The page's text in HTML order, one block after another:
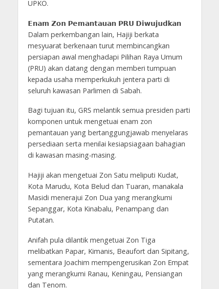
UPKO.
𝗘𝗻𝗮𝗺 𝗭𝗼𝗻 𝗣𝗲𝗺𝗮𝗻𝘁𝗮𝘂𝗮𝗻 𝗣𝗥𝗨 𝗗𝗶𝘄𝘂𝗷𝘂𝗱𝗸𝗮𝗻
Dalam perkembangan lain, Hajiji berkata
mesyuarat berkenaan turut membincangkan
persiapan awal menghadapi Pilihan Raya Umum
(PRU) akan datang dengan memberi tumpuan
kepada usaha memperkukuh jentera parti di
seluruh kawasan Parlimen di Sabah.
Bagi tujuan itu, GRS melantik semua presiden parti
komponen untuk mengetuai enam zon
pemantauan yang bertanggungjawab menyelaras
persediaan serta menilai kesiapsiagaan bahagian
di kawasan masing-masing.
Hajiji akan mengetuai Zon Satu meliputi Kudat,
Kota Marudu, Kota Belud dan Tuaran, manakala
Masidi menerajui Zon Dua yang merangkumi
Sepanggar, Kota Kinabalu, Penampang dan
Putatan.
Anifah pula dilantik mengetuai Zon Tiga
melibatkan Papar, Kimanis, Beaufort dan Sipitang,
sementara Joachim mempengerusikan Zon Empat
yang merangkumi Ranau, Keningau, Pensiangan
dan Tenom.